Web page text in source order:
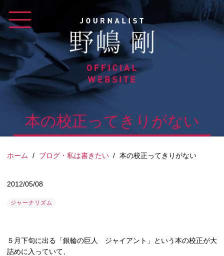
to
content
本の校正ってきりがない
ホーム / ブログ・私は書きたい / 本の校正ってきりがない
2012/05/08
ジャーナリズム
５月下旬に出る「銀輪の巨人 ジャイアント」という本の校正が大
詰めに入っていて、